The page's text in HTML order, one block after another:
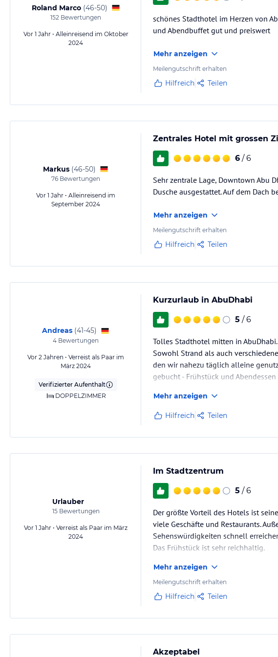
Roland Marco (46-50)
152 Bewertungen
Vor 1 Jahr • Alleinreisend im Oktober
2024
schönes Stadthotel im Herzen von
und Abendbuffet gut und preiswert
Mehr anzeigen
Meilengutschrift erhalten
Hilfreich Teilen
Markus (46-50)
76 Bewertungen
Vor 1 Jahr • Alleinreisend im
September 2024
Zentrales Hotel mit grossen
6 / 6
Sehr zentrale Lage, Downtown Abu
Dusche ausgestattet. Auf dem Dach
Mehr anzeigen
Meilengutschrift erhalten
Hilfreich Teilen
Andreas (41-45)
4 Bewertungen
Vor 2 Jahren • Verreist als Paar im
März 2024
Verifizierter Aufenthalt
DOPPELZIMMER
Kurzurlaub in AbuDhabi
5 / 6
Tolles Stadthotel mitten in AbuDhabi.
Sowohl Strand als auch
den wir nahezu täglich alleine
gebucht - Frühstück und
Mehr anzeigen
Hilfreich Teilen
Urlauber
15Bewertungen
Vor 1 Jahr • Verreist als Paar im März
2024
Im Stadtzentrum
5 / 6
Der größte Vorteil des Hotels ist
viele Geschäfte und Restaurants.
Sehenswürdigkeiten schnell
Das Frühstück ist sehr reichhaltig.
Mehr anzeigen
Meilengutschrift erhalten
Hilfreich Teilen
Akzeptabel